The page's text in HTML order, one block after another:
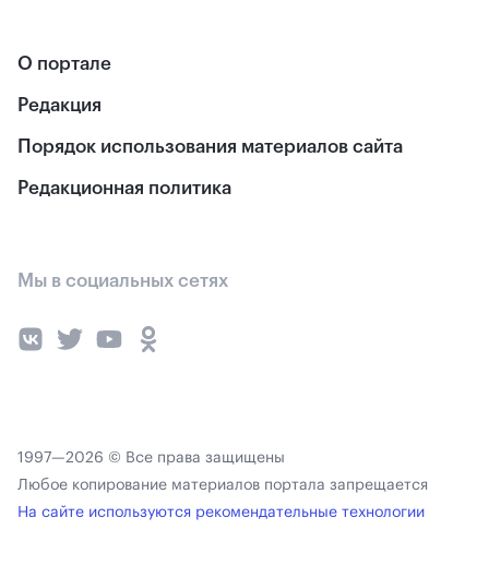
О портале
Редакция
Порядок использования материалов сайта
Редакционная политика
Мы в социальных сетях
1997—2026 © Все права защищены
Любое копирование материалов портала запрещается
На сайте используются рекомендательные технологии